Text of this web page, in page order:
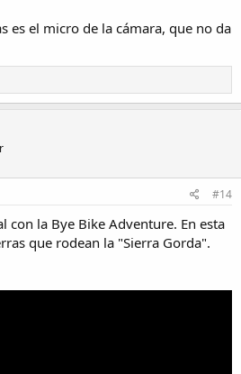
es el micro de la cámara, que no da
#14
con la Bye Bike Adventure. En esta
que rodean la "Sierra Gorda".